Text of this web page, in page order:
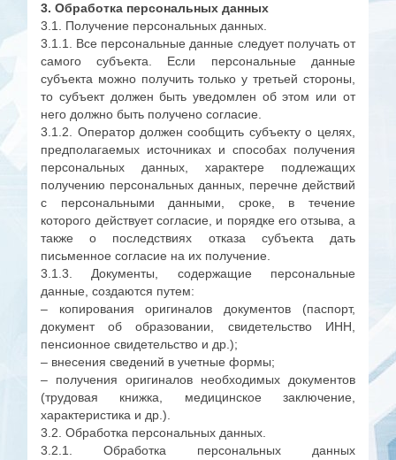
3. Обработка персональных данных
3.1. Получение персональных данных.
3.1.1. Все персональные данные следует получать от
самого субъекта. Если персональные данные
субъекта можно получить только у третьей стороны,
то субъект должен быть уведомлен об этом или от
него должно быть получено согласие.
3.1.2. Оператор должен сообщить субъекту о целях,
предполагаемых источниках и способах получения
персональных данных, характере подлежащих
получению персональных данных, перечне действий
с персональными данными, сроке, в течение
которого действует согласие, и порядке его отзыва, а
также о последствиях отказа субъекта дать
письменное согласие на их получение.
3.1.3. Документы, содержащие персональные
данные, создаются путем:
– копирования оригиналов документов (паспорт,
документ об образовании, свидетельство ИНН,
пенсионное свидетельство и др.);
– внесения сведений в учетные формы;
– получения оригиналов необходимых документов
(трудовая книжка, медицинское заключение,
характеристика и др.).
3.2. Обработка персональных данных.
3.2.1. Обработка персональных данных